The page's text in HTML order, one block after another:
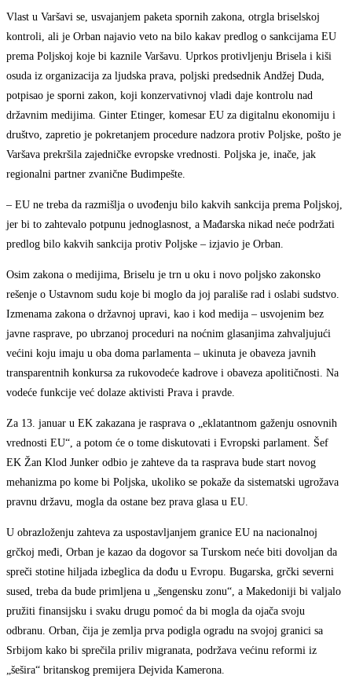
Vlast u Varšavi se, usvajanjem paketa spornih zakona, otrgla briselskoj
kontroli, ali je Orban najavio veto na bilo kakav predlog o sankcijama EU
prema Poljskoj koje bi kaznile Varšavu. Uprkos protivljenju Brisela i kiši
osuda iz organizacija za ljudska prava, poljski predsednik Andžej Duda,
potpisao je sporni zakon, koji konzervativnoj vladi daje kontrolu nad
državnim medijima. Ginter Etinger, komesar EU za digitalnu ekonomiju i
društvo, zapretio je pokretanjem procedure nadzora protiv Poljske, pošto je
Varšava prekršila zajedničke evropske vrednosti. Poljska je, inače, jak
regionalni partner zvanične Budimpešte.
– EU ne treba da razmišlja o uvođenju bilo kakvih sankcija prema Poljskoj,
jer bi to zahtevalo potpunu jednoglasnost, a Mađarska nikad neće podržati
predlog bilo kakvih sankcija protiv Poljske – izjavio je Orban.
Osim zakona o medijima, Briselu je trn u oku i novo poljsko zakonsko
rešenje o Ustavnom sudu koje bi moglo da joj parališe rad i oslabi sudstvo.
Izmenama zakona o državnoj upravi, kao i kod medija – usvojenim bez
javne rasprave, po ubrzanoj proceduri na noćnim glasanjima zahvaljujući
većini koju imaju u oba doma parlamenta – ukinuta je obaveza javnih
transparentnih konkursa za rukovodeće kadrove i obaveza apolitičnosti. Na
vodeće funkcije već dolaze aktivisti Prava i pravde.
Za 13. januar u EK zakazana je rasprava o „eklatantnom gaženju osnovnih
vrednosti EU“, a potom će o tome diskutovati i Evropski parlament. Šef
EK Žan Klod Junker odbio je zahteve da ta rasprava bude start novog
mehanizma po kome bi Poljska, ukoliko se pokaže da sistematski ugrožava
pravnu državu, mogla da ostane bez prava glasa u EU.
U obrazloženju zahteva za uspostavljanjem granice EU na nacionalnoj
grčkoj međi, Orban je kazao da dogovor sa Turskom neće biti dovoljan da
spreči stotine hiljada izbeglica da dođu u Evropu. Bugarska, grčki severni
sused, treba da bude primljena u „šengensku zonu“, a Makedoniji bi valjalo
pružiti finansijsku i svaku drugu pomoć da bi mogla da ojača svoju
odbranu. Orban, čija je zemlja prva podigla ogradu na svojoj granici sa
Srbijom kako bi sprečila priliv migranata, podržava većinu reformi iz
„šešira“ britanskog premijera Dejvida Kamerona.